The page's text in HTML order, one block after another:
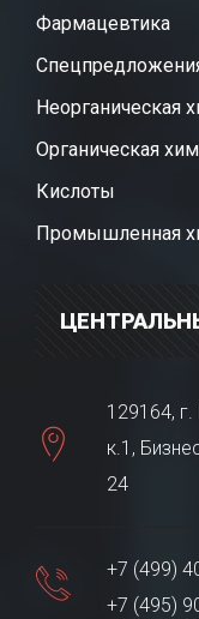
Фармацевтика
Неорганическая
Органическая
Кислоты
Промышленная
129164,
к.1,
24
+7 (499)
+7 (495)